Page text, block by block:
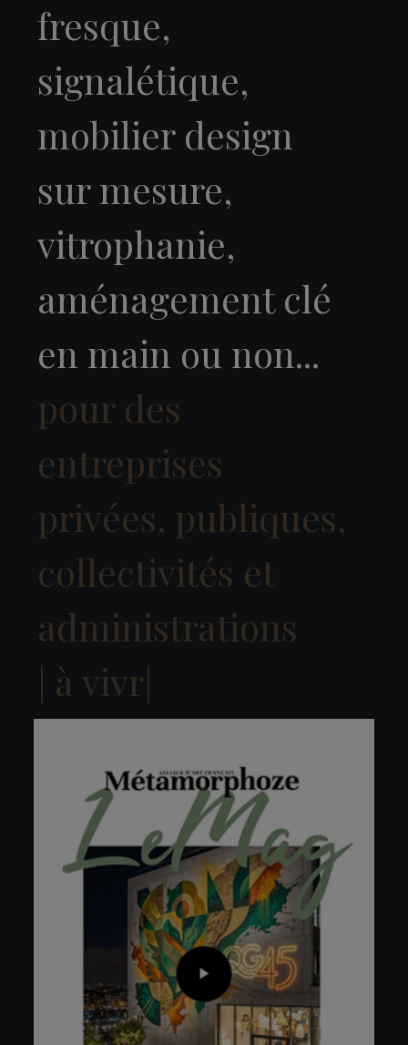
fresque,
signalétique,
mobilier design
sur mesure,
vitrophanie,
aménagement clé
en main ou non...
pour des
entreprises
privées, publiques,
collectivités et
administrations
| à vivre